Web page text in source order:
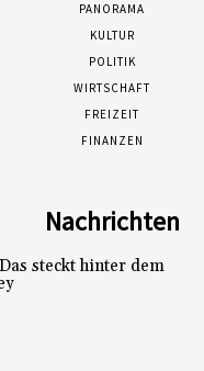
PANORAMA
KULTUR
POLITIK
WIRTSCHAFT
FREIZEIT
FINANZEN
Nachrichten
steckt hinter dem